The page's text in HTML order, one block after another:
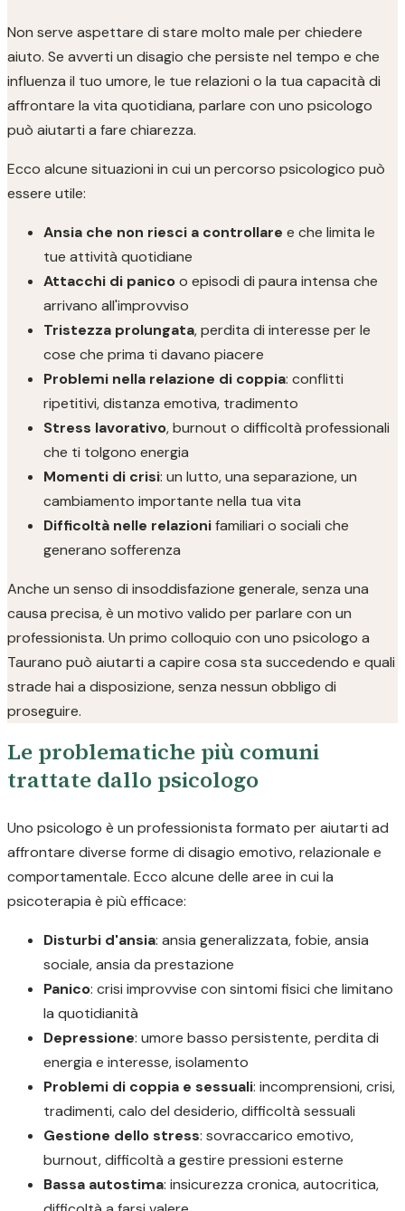
Non serve aspettare di stare molto male per chiedere
aiuto. Se avverti un disagio che persiste nel tempo e che
influenza il tuo umore, le tue relazioni o la tua capacità di
affrontare la vita quotidiana, parlare con uno psicologo
può aiutarti a fare chiarezza.
Ecco alcune situazioni in cui un percorso psicologico può
essere utile:
Ansia che non riesci a controllare e che limita le
tue attività quotidiane
Attacchi di panicoo episodi di paura intensa che
arrivano all'improvviso
Tristezza prolungata, perdita di interesse per le
cose che prima ti davano piacere
Problemi nella relazione di coppia: conflitti
ripetitivi, distanza emotiva, tradimento
Stress lavorativo, burnout o difficoltà professionali
che ti tolgono energia
Momenti di crisi: un lutto, una separazione, un
cambiamento importante nella tua vita
Difficoltà nelle relazionifamiliari o sociali che
generano sofferenza
Anche un senso di insoddisfazione generale, senza una
causa precisa, è un motivo valido per parlare con un
professionista. Un primo colloquio con uno psicologo a
Taurano può aiutarti a capire cosa sta succedendo e quali
strade hai a disposizione, senza nessun obbligo di
proseguire.
Le problematiche più comuni
trattate dallo psicologo
Uno psicologo è un professionista formato per aiutarti ad
affrontare diverse forme di disagio emotivo, relazionale e
comportamentale. Ecco alcune delle aree in cui la
psicoterapia è più efficace:
Disturbi d'ansia: ansia generalizzata, fobie, ansia
sociale, ansia da prestazione
Panico: crisi improvvise con sintomi fisici che limitano
la quotidianità
Depressione: umore basso persistente, perdita di
energia e interesse, isolamento
Problemi di coppia e sessuali: incomprensioni, crisi,
tradimenti, calo del desiderio, difficoltà sessuali
Gestione dello stress: sovraccarico emotivo,
burnout, difficoltà a gestire pressioni esterne
Bassa autostima: insicurezza cronica, autocritica,